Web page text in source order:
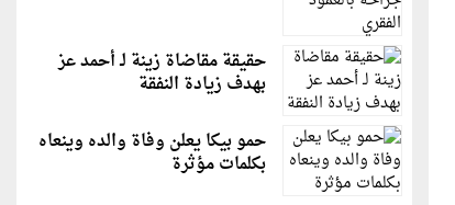
حقيقة مقاضاة زينة لـ أحمد عز
بهدف زيادة النفقة
حمو بيكا يعلن وفاة والده وينعاه
بكلمات مؤثرة